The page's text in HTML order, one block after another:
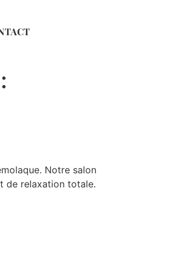
Notre salon
de relaxation totale.